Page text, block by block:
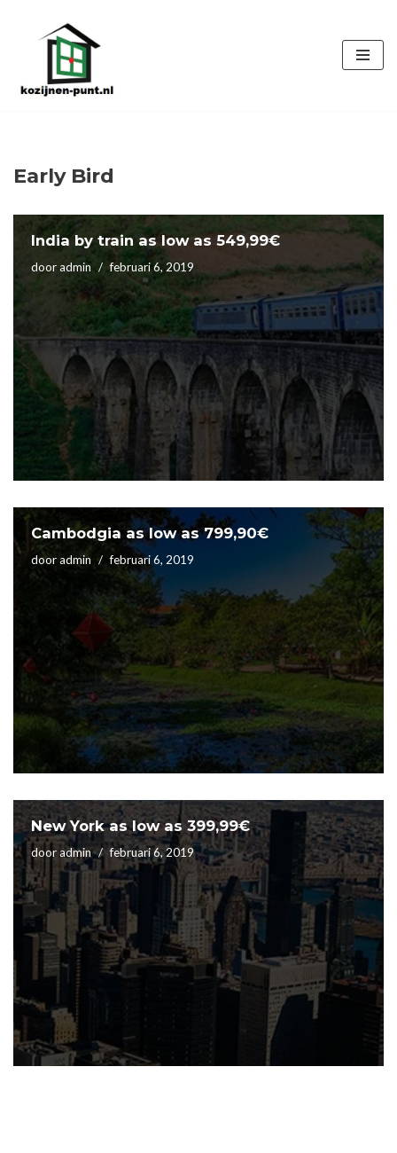
de
Early Bird
India by train as low as 549,99€
dooradmin februari 6, 2019
Cambodgia as low as 799,90€
dooradmin februari 6, 2019
New York as low as 399,99€
dooradmin februari 6, 2019